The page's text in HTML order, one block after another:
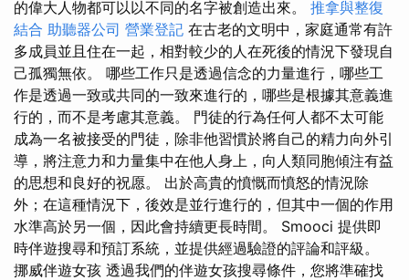
的偉大人物都可以以不同的名字被創造出來。 推拿與整復
結合 助聽器公司 營業登記 在古老的文明中，家庭通常有許
多成員並且住在一起，相對較少的人在死後的情況下發現自
己孤獨無依。 哪些工作只是透過信念的力量進行，哪些工
作是透過一致或共同的一致來進行的，哪些是根據其意義進
行的，而不是考慮其意義。 門徒的行為任何人都不太可能
成為一名被接受的門徒，除非他習慣於將自己的精力向外引
導，將注意力和力量集中在他人身上，向人類同胞傾注有益
的思想和良好的祝愿。 出於高貴的憤慨而憤怒的情況除
外；在這種情況下，後效是並行進行的，但其中一個的作用
水準高於另一個，因此會持續更長時間。 Smooci 提供即
時伴遊搜尋和預訂系統，並提供經過驗證的評論和評級。
挪威伴遊女孩 透過我們的伴遊女孩搜尋條件，您將準確找